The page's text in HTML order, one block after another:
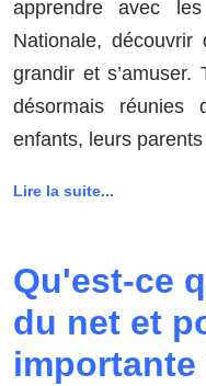
apprendre avec
Nationale,
grandir et s’amuser.
désormais réunies
enfants, leurs
Lire la suite...
Qu'est-ce
du net et
importante